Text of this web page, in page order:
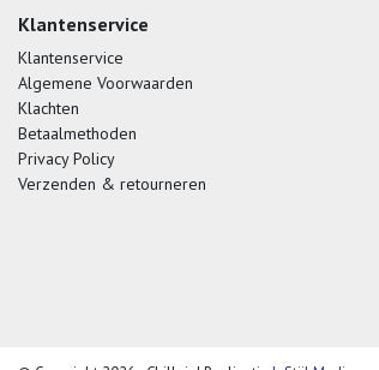
Klantenservice
Klantenservice
Algemene Voorwaarden
Klachten
Betaalmethoden
Privacy Policy
Verzenden & retourneren